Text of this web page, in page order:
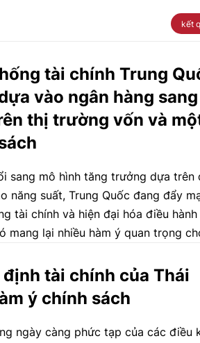
kết
tài chính Trung
vào ngân hàng sang
thị trường vốn và
sang mô hình tăng trưởng dựa trên
năng suất, Trung Quốc đang đẩy
tài chính và hiện đại hóa điều hành
mang lại nhiều hàm ý quan trọng
tài chính của Thái
ý chính sách
ngày càng phức tạp của các điều